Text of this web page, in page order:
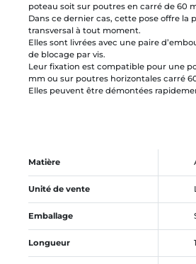
poteau soit sur poutres en carré de 60
Dans ce dernier cas, cette pose offre la
transversal à tout moment.
Elles sont livrées avec une paire
de blocage par vis.
Leur fixation est compatible pour une
mm ou sur poutres horizontales carré
Elles peuvent être démontées
Matière
Unité de vente
Emballage
Longueur